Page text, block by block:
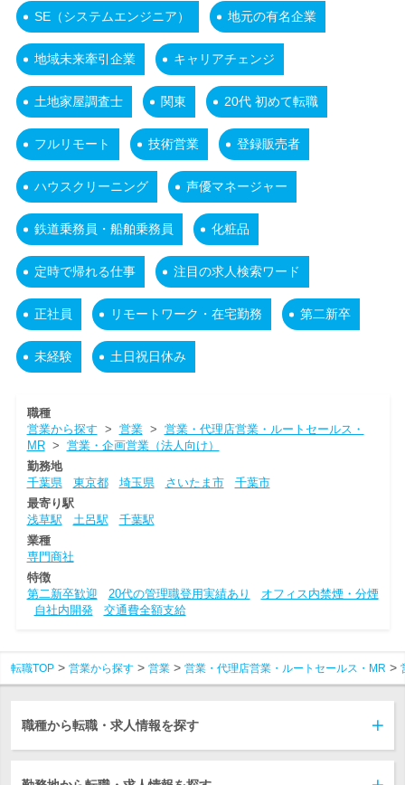
SE（システムエンジニア） 地元の有名企業
地域未来牽引企業 キャリアチェンジ
土地家屋調査士 関東 20代 初めて転職
フルリモート 技術営業 登録販売者
ハウスクリーニング 声優マネージャー
鉄道乗務員・船舶乗務員 化粧品
定時で帰れる仕事 注目の求人検索ワード
正社員 リモートワーク・在宅勤務 第二新卒
未経験 土日祝日休み
職種
営業から探す > 営業> 営業・代理店営業・ルートセールス・
MR> 営業・企画営業（法人向け）
勤務地
千葉県
東京都 埼玉県 さいたま市
千葉市
最寄り駅
浅草駅
土呂駅
千葉駅
業種
専門商社
特徴
第二新卒歓迎
20代の管理職登用実績あり
オフィス内禁煙・分煙
自社内開発
交通費全額支給
転職TOP 営業から探す 営業 営業・代理店営業・ルートセールス・MR
職種から転職・求人情報を探す